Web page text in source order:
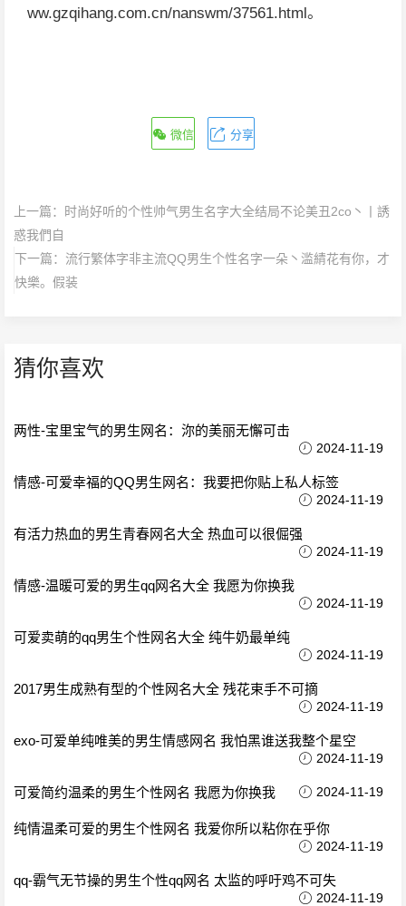
ww.gzqihang.com.cn/nanswm/37561.html。
微信 分享
上一篇：
时尚好听的个性帅气男生名字大全结局不论美丑2co丶丨誘
惑我們自
下一篇： 流行繁体字非主流QQ男生个性名字一朵丶滥綪花有你，才
快樂。假装
猜你喜欢
两性-宝里宝气的男生网名：沵的美丽无懈可击
2024-11-19
情感-可爱幸福的QQ男生网名：我要把你贴上私人标签
2024-11-19
有活力热血的男生青春网名大全 热血可以很倔强
2024-11-19
情感-温暖可爱的男生qq网名大全 我愿为你换我
2024-11-19
可爱卖萌的qq男生个性网名大全 纯牛奶最单纯
2024-11-19
2017男生成熟有型的个性网名大全 残花束手不可摘
2024-11-19
exo-可爱单纯唯美的男生情感网名 我怕黑谁送我整个星空
2024-11-19
可爱简约温柔的男生个性网名 我愿为你换我 2024-11-19
纯情温柔可爱的男生个性网名 我爱你所以粘你在乎你
2024-11-19
qq-霸气无节操的男生个性qq网名 太监的呼吁鸡不可失
2024-11-19